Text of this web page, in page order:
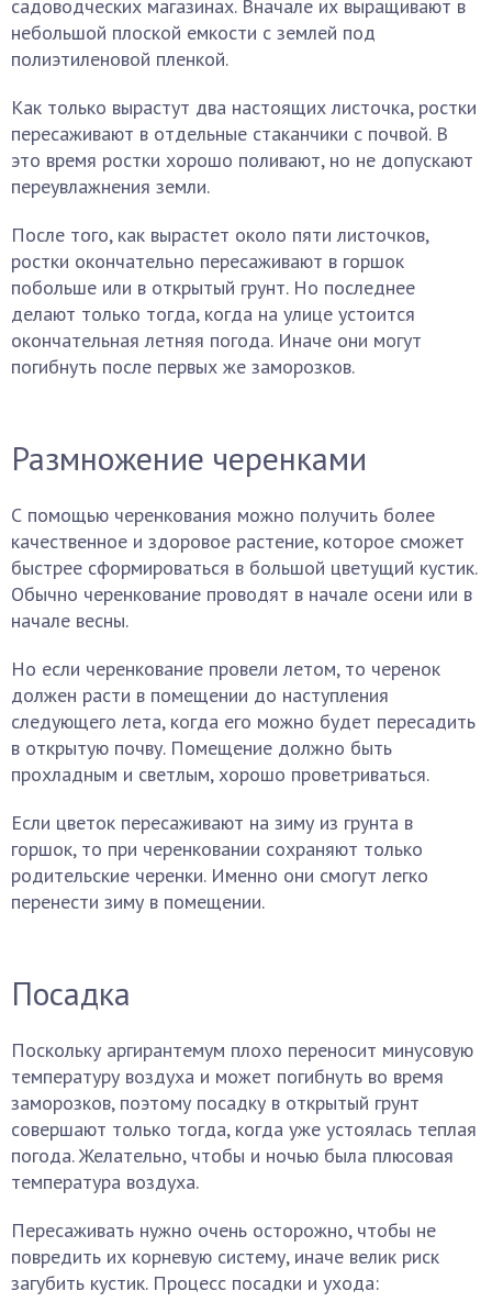
садоводческих магазинах. Вначале их выращивают в
небольшой плоской емкости с землей под
полиэтиленовой пленкой.
Как только вырастут два настоящих листочка, ростки
пересаживают в отдельные стаканчики с почвой. В
это время ростки хорошо поливают, но не допускают
переувлажнения земли.
После того, как вырастет около пяти листочков,
ростки окончательно пересаживают в горшок
побольше или в открытый грунт. Но последнее
делают только тогда, когда на улице устоится
окончательная летняя погода. Иначе они могут
погибнуть после первых же заморозков.
Размножение черенками
С помощью черенкования можно получить более
качественное и здоровое растение, которое сможет
быстрее сформироваться в большой цветущий кустик.
Обычно черенкование проводят в начале осени или в
начале весны.
Но если черенкование провели летом, то черенок
должен расти в помещении до наступления
следующего лета, когда его можно будет пересадить
в открытую почву. Помещение должно быть
прохладным и светлым, хорошо проветриваться.
Если цветок пересаживают на зиму из грунта в
горшок, то при черенковании сохраняют только
родительские черенки. Именно они смогут легко
перенести зиму в помещении.
Посадка
Поскольку аргирантемум плохо переносит минусовую
температуру воздуха и может погибнуть во время
заморозков, поэтому посадку в открытый грунт
совершают только тогда, когда уже устоялась теплая
погода. Желательно, чтобы и ночью была плюсовая
температура воздуха.
Пересаживать нужно очень осторожно, чтобы не
повредить их корневую систему, иначе велик риск
загубить кустик. Процесс посадки и ухода: